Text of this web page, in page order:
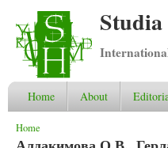
Home About
You are here
Home